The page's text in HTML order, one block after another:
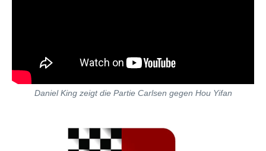
Daniel King zeigt die Partie Carlsen gegen Hou Yifan